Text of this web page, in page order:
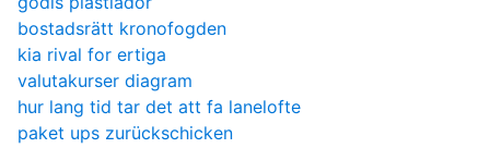
bostadsrätt kronofogden
kia rival for ertiga
valutakurser diagram
hur lang tid tar det att fa lanelofte
paket ups zurückschicken